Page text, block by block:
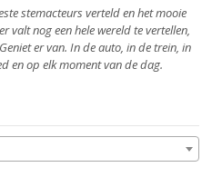
stemacteurs verteld en het mooie
valt nog een hele wereld te vertellen,
er van. In de auto, in de trein, in
en op elk moment van de dag.